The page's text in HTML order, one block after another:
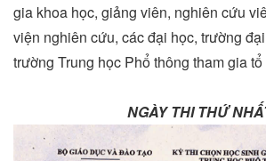
gia khoa học, giảng viên, nghiên cứu
viện nghiên cứu, các đại học, trường
trường Trung học Phổ thông tham gia
NGÀY THI THỨ